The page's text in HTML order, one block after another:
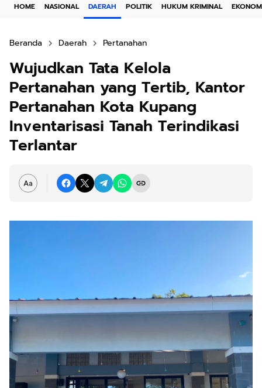
HOME NASIONAL DAERAH POLITIK HUKUM KRIMINAL
Beranda Daerah Pertanahan
Wujudkan Tata Kelola
Pertanahan yang Tertib, Kantor
Pertanahan Kota Kupang
Inventarisasi Tanah Terindikasi
Terlantar